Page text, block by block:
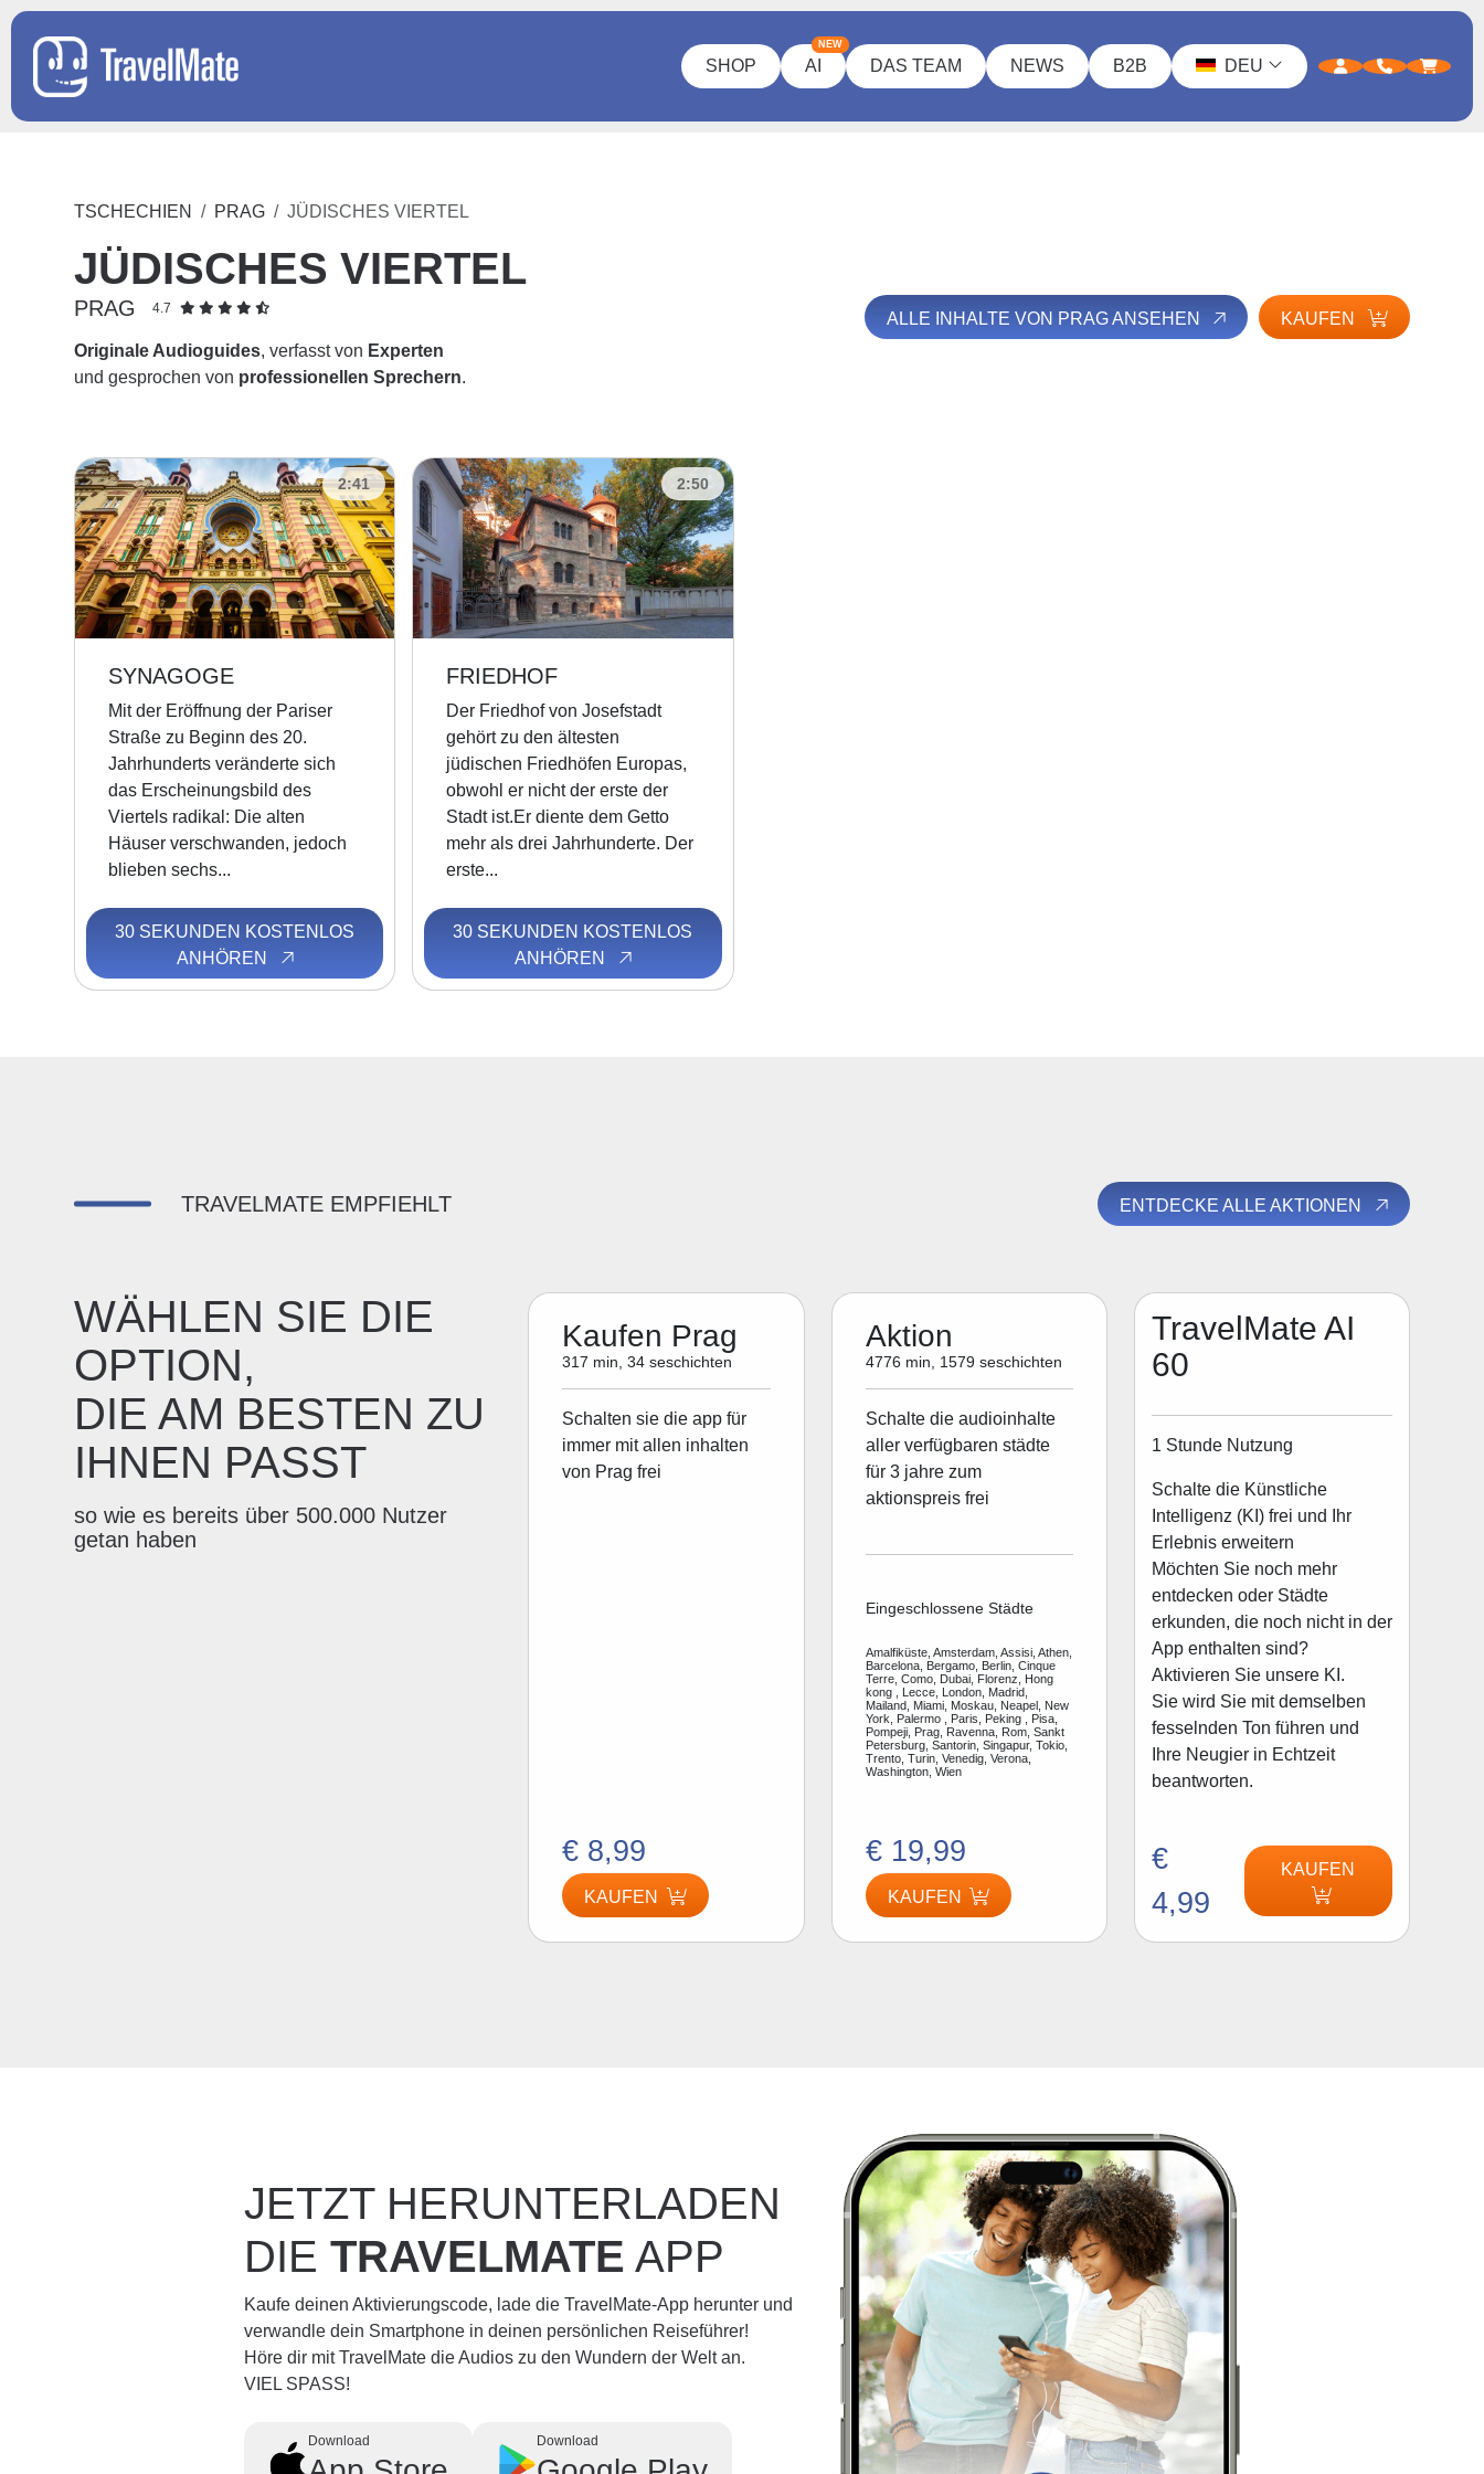
SHOP AI
NEW
DAS TEAM NEWS B2B DEU
TSCHECHIEN PRAG JÜDISCHES VIERTEL
JÜDISCHES VIERTEL
PRAG 4.7
Originale Audioguides, verfasst von Experten
und gesprochen von professionellen Sprechern.
ALLE INHALTE VON PRAG ANSEHEN KAUFEN
2:41
SYNAGOGE
Mit der Eröffnung der Pariser
Straße zu Beginn des 20.
Jahrhunderts veränderte sich
das Erscheinungsbild des
Viertels radikal: Die alten
Häuser verschwanden, jedoch
blieben sechs...
30 SEKUNDEN KOSTENLOS
ANHÖREN
2:50
FRIEDHOF
Der Friedhof von Josefstadt
gehört zu den ältesten
jüdischen Friedhöfen Europas,
obwohl er nicht der erste der
Stadt ist.Er diente dem Getto
mehr als drei Jahrhunderte. Der
erste...
30 SEKUNDEN KOSTENLOS
ANHÖREN
TRAVELMATE EMPFIEHLT ENTDECKE ALLE AKTIONEN
WÄHLEN SIE DIE
OPTION,
DIE AM BESTEN ZU
IHNEN PASST
so wie es bereits über 500.000 Nutzer
getan haben
Kaufen Prag
317 min, 34 seschichten
Schalten sie die app für
immer mit allen inhalten
von Prag frei
€ 8,99
KAUFEN
Aktion
4776 min, 1579 seschichten
Schalte die audioinhalte
aller verfügbaren städte
für 3 jahre zum
aktionspreis frei
Eingeschlossene Städte
Amalfiküste, Amsterdam, Assisi, Athen,
Barcelona, Bergamo, Berlin, Cinque
Terre, Como, Dubai, Florenz, Hong
kong , Lecce, London, Madrid,
Mailand, Miami, Moskau, Neapel, New
York, Palermo , Paris, Peking , Pisa,
Pompeji, Prag, Ravenna, Rom, Sankt
Petersburg, Santorin, Singapur, Tokio,
Trento, Turin, Venedig, Verona,
Washington, Wien
€ 19,99
KAUFEN
TravelMate AI
60
1 Stunde Nutzung
Schalte die Künstliche
Intelligenz (KI) frei und Ihr
Erlebnis erweitern
Möchten Sie noch mehr
entdecken oder Städte
erkunden, die noch nicht in der
App enthalten sind?
Aktivieren Sie unsere KI.
Sie wird Sie mit demselben
fesselnden Ton führen und
Ihre Neugier in Echtzeit
beantworten.
€
4,99
KAUFEN
JETZT HERUNTERLADEN
DIETRAVELMATE APP
Kaufe deinen Aktivierungscode, lade die TravelMate-App herunter und
verwandle dein Smartphone in deinen persönlichen Reiseführer!
Höre dir mit TravelMate die Audios zu den Wundern der Welt an.
VIEL SPASS!
Download Download